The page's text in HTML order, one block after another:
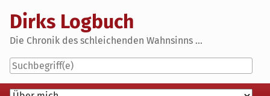
content
Dirks Logbuch
Die Chronik des schleichenden Wahnsinns ...
Navigation